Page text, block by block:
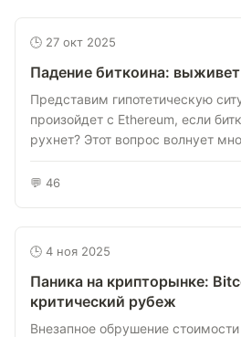
🕒 27 окт 2025
Падение биткоина:
Представим гипотетическую
произойдет с Ethereum, если
рухнет? Этот вопрос волнует
💬 46
🕒 4 ноя 2025
Паника на крипторынке:
критический рубеж
Внезапное обрушение